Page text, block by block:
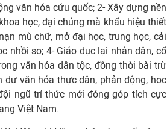
văn hóa cứu quốc; 2- Xây dựng nền
học, đại chúng mà khẩu hiệu thiết
mù chữ, mở đại học, trung học, cải
nhồi sọ; 4- Giáo dục lại nhân dân, cổ
văn hóa dân tộc, đồng thời bài trừ
văn hóa thực dân, phản động, học
ngũ trí thức mới đóng góp tích cực
Việt Nam.